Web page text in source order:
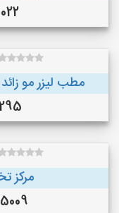
مطب لیزر مو
مرکز